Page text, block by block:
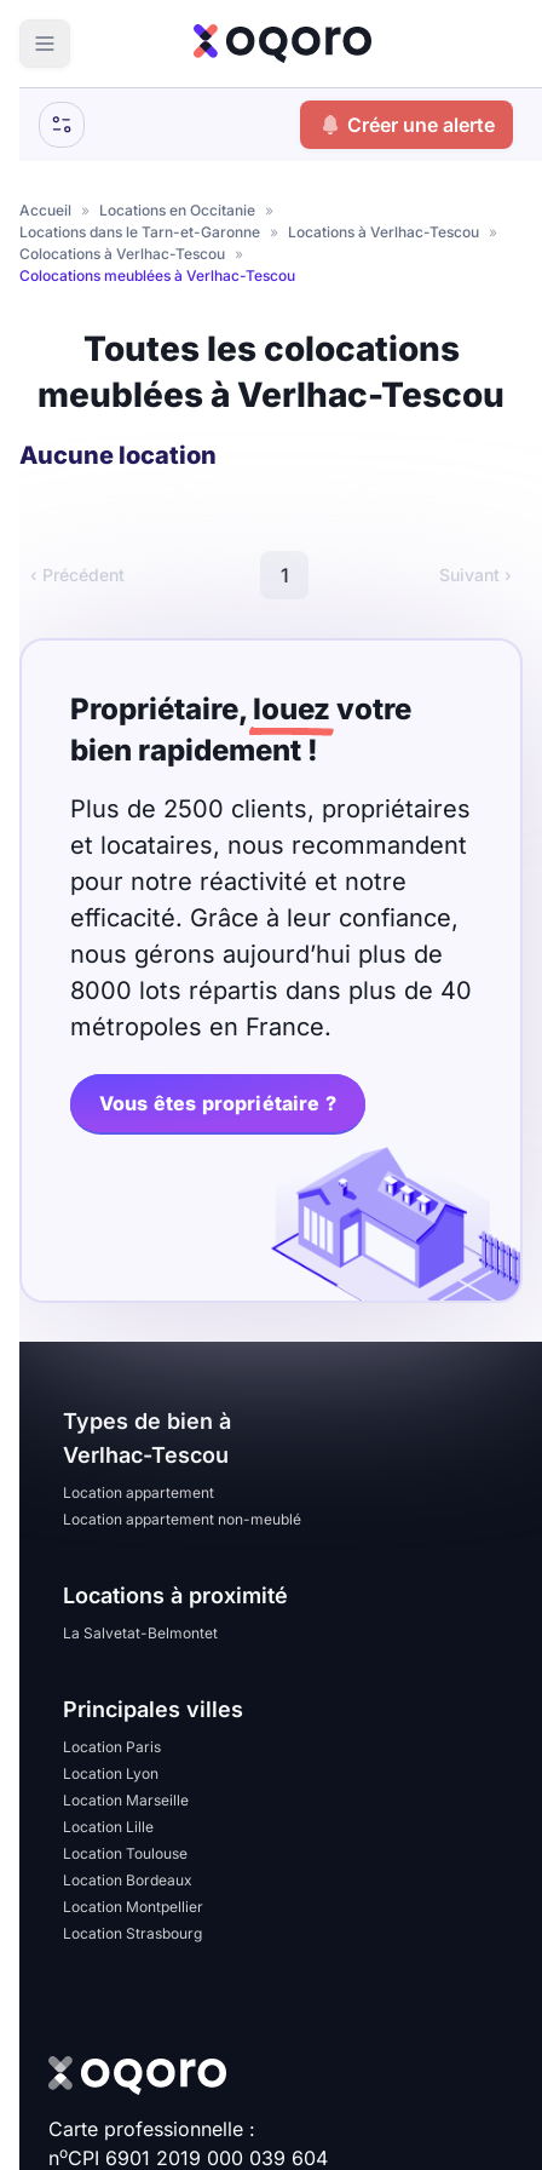
Votre
Que recherchez-vous ?
Colocation Coliving
Résidence étudiante
€
Nombre de pièces
Studio T1 T1 bis
T3 T4 T5
T7 T9
T10 T11 T12
Nombre de chambres
disponibles
chambres
disponibles
Sélectionner...
Équipements des parties
communes
Ascenseur Gardien
Local à vélo
Disponible à partir du
Promotions
Mettre en avant les
promotions sur honoraires
recherche
Créer une alerte
Accueil » Locations en Occitanie »
Locations dans le Tarn-et-Garonne » Locations à Verlhac-Tescou »
Colocations à Verlhac-Tescou »
Colocations meublées à Verlhac-Tescou
Toutes les colocations
meublées à Verlhac-Tescou
Aucune location
‹ Précédent 1 Suivant ›
Propriétaire, louez votre
bien rapidement !
Plus de 2500 clients, propriétaires
et locataires, nous recommandent
pour notre réactivité et notre
efficacité. Grâce à leur confiance,
nous gérons aujourd’hui plus de
8000 lots répartis dans plus de 40
métropoles en France.
Vous êtes propriétaire ?
Types de bien à
Verlhac-Tescou
Location appartement
Location appartement non-meublé
Locations à proximité
La Salvetat-Belmontet
Principales villes
Location Paris
Location Lyon
Location Marseille
Location Lille
Location Toulouse
Location Bordeaux
Location Montpellier
Location Strasbourg
Carte professionnelle :
noCPI 6901 2019 000 039 604